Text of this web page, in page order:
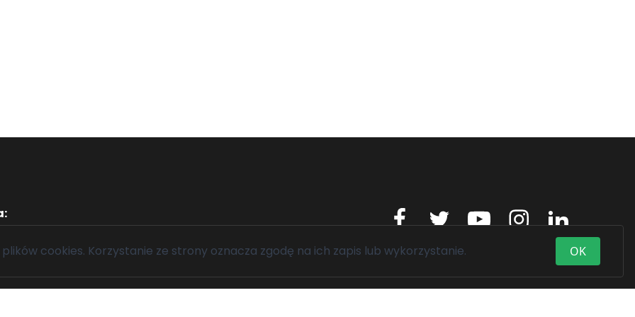
1000 0022 7647 0461
cookies. Korzystanie ze strony oznacza zgodę na ich zapis lub wykorzystanie. OK